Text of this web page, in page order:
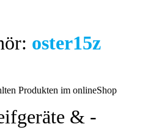
oster15z
Produkten im onlineShop
& -